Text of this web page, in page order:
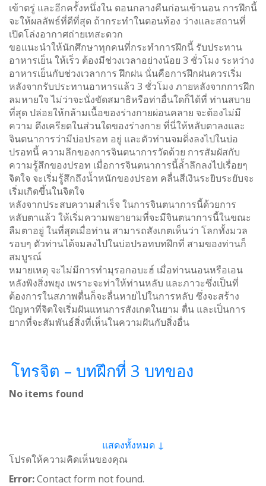
เข้าตรู่ และอีกครั้งหนึ่งใน ตอนกลางคืนก่อนเข้านอน การฝึกนี้
จะให้ผลลัพธ์ที่ดีที่สุด ถ้ากระทำในตอนท้อง ว่างและสถานที่
เปิดโล่งอากาศถ่ายเทสะดวก
ขอแนะนำให้นักศึกษาทุกคนที่กระทำการฝึกนี้ รับประทาน
อาหารเย็น ให้เร็ว ต้องมีช่วงเวลาอย่างน้อย 3 ชั่วโมง ระหว่าง
อาหารเย็นกับช่วงเวลาการ ฝึกฝน นั่นคือการฝึกฝนควรเริ่ม
หลังจากรับประทานอาหารแล้ว 3 ชั่วโมง ภายหลังจากการฝึก
ลมหายใจ ไม่ว่าจะนั่งขัดสมาธิหรือท่าอื่นใดก็ได้ที่ ท่านสบาย
ที่สุด ปล่อยให้กล้ามเนื้อของร่างกายผ่อนคลาย จะต้องไม่มี
ความ ตึงเครียดในส่วนใดของร่างกาย ที่นี่ให้หลับตาลงและ
จินตนาการว่ามีบ่อปรอท อยู่ และตัวท่านจมดิ่งลงไปในบ่อ
ปรอทนี้ ความลึกของการจินตนาการวัดด้วย การสัมผัสกับ
ความรู้สึกของปรอท เมื่อการจินตนาการนี้ล้ำลึกลงไปเรื่อยๆ
จิตใจ จะเริ่มรู้สึกถึงน้ำหนักของปรอท คลื่นสีเงินระยิบระยับจะ
เริ่มเกิดขึ้นในจิตใจ
หลังจากประสบความสำเร็จ ในการจินตนาการนี้ด้วยการ
หลับตาแล้ว ให้เริ่มความพยายามที่จะมีจินตนาการนี้ในขณะ
ลืมตาอยู่ ในที่สุดเมื่อท่าน สามารถสังเกตเห็นว่า โลกทั้งมวล
รอบๆ ตัวท่านได้จมลงไปในบ่อปรอทบทฝึกที่ สามของท่านก็
สมบูรณ์
หมายเหตุ จะไม่มีการทำมุรอกอบะฮ์ เมื่อท่านนอนหรือเอน
หลังพิงสิ่งพยุง เพราะจะท่าให้ท่านหลับ และภาวะซึ่งเป็นที่
ต้องการในสภาพตื่นก็จะลื่นหายไปในการหลับ ซึ่งจะสร้าง
ปัญหาที่จิตใจเริ่มฝันแทนการสังเกตในยาม ตื่น และเป็นการ
ยากที่จะสัมพันธ์สิ่งที่เห็นในความฝันกับสิ่งอื่น
โทรจิต – บทฝึกที่ 3 บทของ
No items found
แสดงทั้งหมด ↓
โปรดให้ความคิดเห็นของคุณ
Error:Contact form not found.